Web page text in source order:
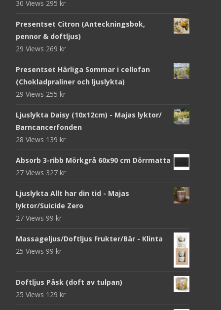
30 Views 295 kr
Presentset Citron (Anteckningsbok,
pennor & doftljus)
29 Views 269 kr
Presentset Härliga Sommar i cellofan
(Chokladpraliner och ljuslykta)
29 Views 255 kr
Ljuslykta Daisy (10x12cm) - Majas lyktor/
Barncancerfonden
28 Views 139 kr
Absorb 3-ribb Mörkgrå 60x90 cm Dörrmatta
27 Views 327 kr
Ljuslykta Allt har din tid - Majas
lyktor/Suicide Zero
27 Views 99 kr
Massageljus/Doftljus Frukter/Bär - Klinta
25 Views 99 kr
Doftljus Påsk (doft av tulpan)
25 Views 129 kr